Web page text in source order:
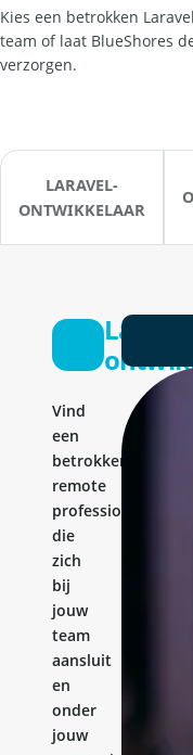
Kies een betrokken
team of laat BlueShores
verzorgen.
LARAVEL-
ONTWIKKELAAR
Laravel-
Vind
een
betrokken
remote
professional
die
zich
bij
jouw
team
aansluit
en
onder
jouw